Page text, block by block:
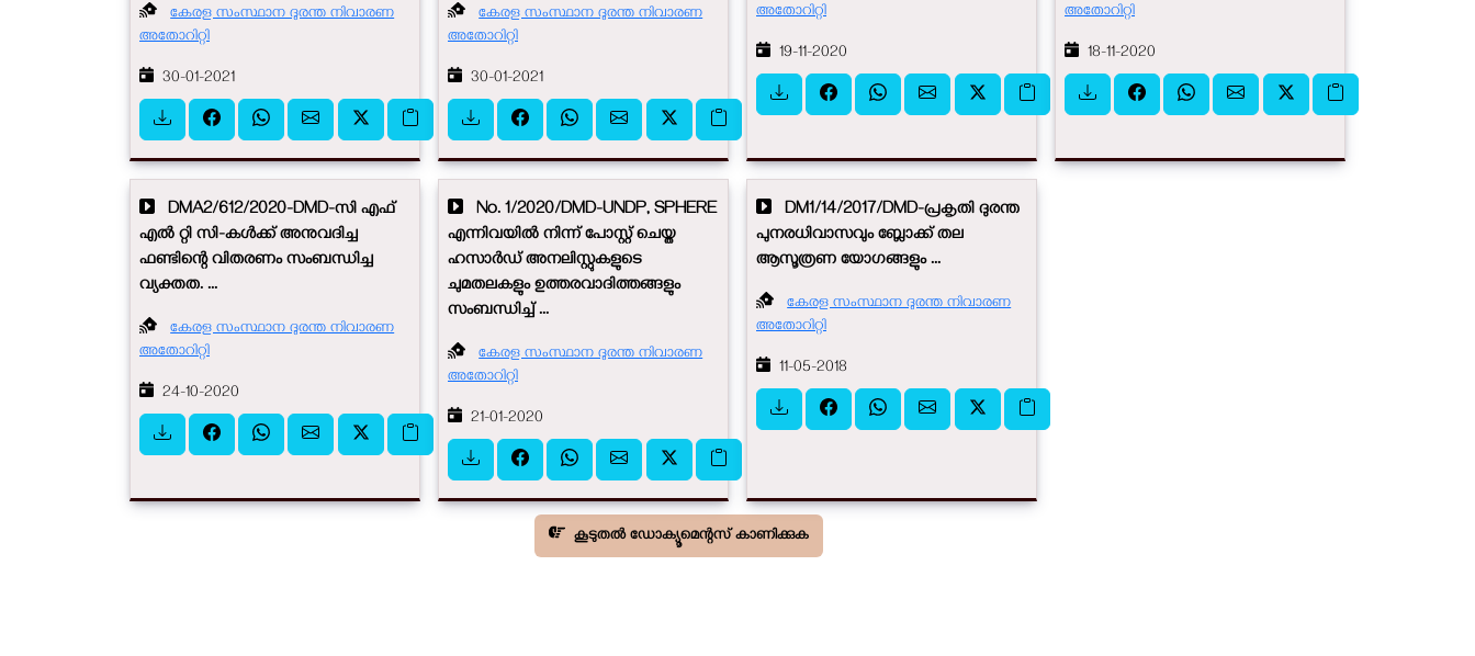
കേരള സംസ്ഥാന ദുരന്ത നിവാരണ
അതോറിറ്റി
30-01-2021
കേരള സംസ്ഥാന ദുരന്ത നിവാരണ
അതോറിറ്റി
30-01-2021
അതോറിറ്റി
19-11-2020
അതോറിറ്റി
18-11-2020
DMA2/612/2020-DMD-സി എഫ്
എല്‍ റ്റി സി-കൾക്ക് അനുവദിച്ച
ഫണ്ടിന്റെ വിതരണം സംബന്ധിച്ച
വ്യക്തത. ...
കേരള സംസ്ഥാന ദുരന്ത നിവാരണ
അതോറിറ്റി
24-10-2020
No. 1/2020/DMD-UNDP, SPHERE
എന്നിവയിൽ നിന്ന് പോസ്റ്റ് ചെയ്ത
ഹസാർഡ് അനലിസ്റ്റുകളുടെ
ചുമതലകളും ഉത്തരവാദിത്തങ്ങളും
സംബന്ധിച്ച് ...
കേരള സംസ്ഥാന ദുരന്ത നിവാരണ
അതോറിറ്റി
21-01-2020
DM1/14/2017/DMD-പ്രകൃതി ദുരന്ത
പുനരധിവാസവും ബ്ലോക്ക് തല
ആസൂത്രണ യോഗങ്ങളും ...
കേരള സംസ്ഥാന ദുരന്ത നിവാരണ
അതോറിറ്റി
11-05-2018
കൂടുതൽ ഡോക്യൂമെന്റസ് കാണിക്കുക